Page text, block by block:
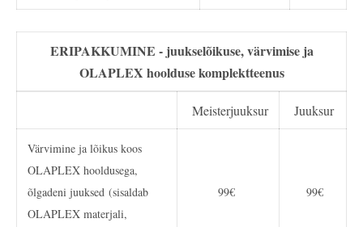
ERIPAKKUMINE - juukselõikuse, värvimise ja
OLAPLEX hoolduse komplektteenus
Meisterjuuksur Juuksur
Värvimine ja lõikus koos
OLAPLEX hooldusega,
õlgadeni juuksed (sisaldab
OLAPLEX materjali,
99€ 99€